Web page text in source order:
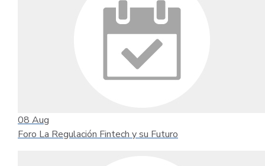
08 Aug
Foro La Regulación Fintech y su Futuro